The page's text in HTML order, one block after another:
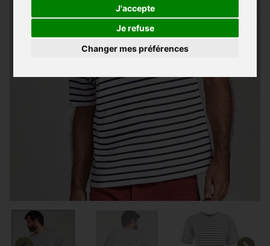
J'accepte
Je refuse
Changer mes préférences